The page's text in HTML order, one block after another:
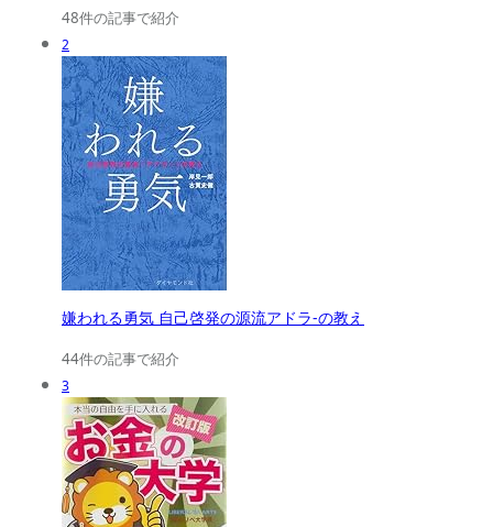
48件の記事で紹介
2
嫌われる勇気 自己啓発の源流アドラ-の教え
44件の記事で紹介
3